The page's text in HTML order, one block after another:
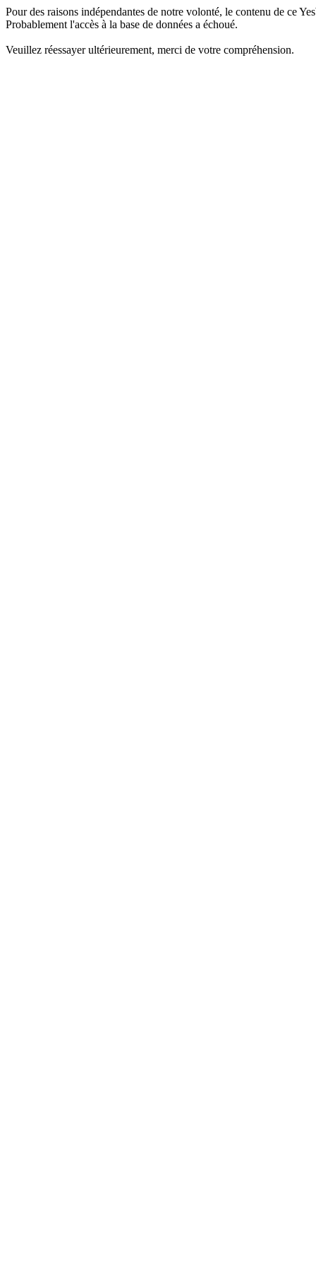
Pour des raisons indépendantes de notre volonté, le contenu de ce
Probablement l'accès à la base de données a échoué.
Veuillez réessayer ultérieurement, merci de votre compréhension.